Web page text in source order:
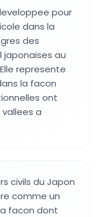
pour
dans la
des
au
represente
la facon
ont
a
civils du Japon
comme un
facon dont